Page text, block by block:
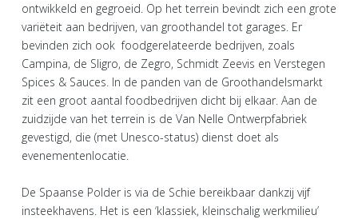
ontwikkeld en gegroeid. Op het terrein bevindt zich een grote
variëteit aan bedrijven, van groothandel tot garages. Er
bevinden zich ook foodgerelateerde bedrijven, zoals
Campina, de Sligro, de Zegro, Schmidt Zeevis en Verstegen
Spices & Sauces. In de panden van de Groothandelsmarkt
zit een groot aantal foodbedrijven dicht bij elkaar. Aan de
zuidzijde van het terrein is de Van Nelle Ontwerpfabriek
gevestigd, die (met Unesco-status) dienst doet als
evenementenlocatie.
De Spaanse Polder is via de Schie bereikbaar dankzij vijf
insteekhavens. Het is een ‘klassiek, kleinschalig werkmilieu’